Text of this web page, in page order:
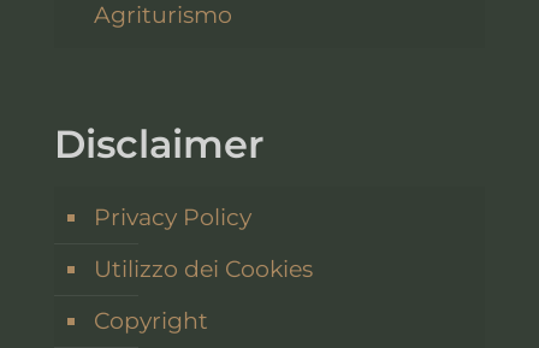
Agriturismo
Disclaimer
Privacy Policy
Utilizzo dei Cookies
Copyright